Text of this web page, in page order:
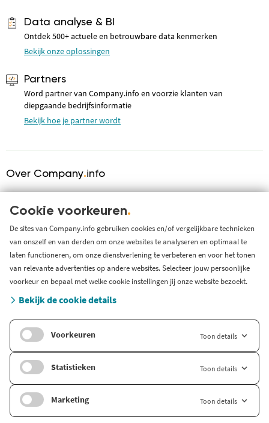
Data analyse & BI
Ontdek 500+ actuele en betrouwbare data kenmerken
Bekijk onze oplossingen
Partners
Word partner van Company.info en voorzie klanten van
diepgaande bedrijfsinformatie
Bekijk hoe je partner wordt
Over Company.info
Over ons
KVK serviceprovider
Werken bij Company.info
Blog
Support
Systeem status en storingen
Zoek branche-informatie
Internationaal
Company.info Deutschland
Company.info English
Cookie voorkeuren.
De sites van Company.info gebruiken cookies en/of vergelijkbare technieken
van onszelf en van derden om onze websites te analyseren en optimaal te
laten functioneren, om onze dienstverlening te verbeteren en voor het tonen
van relevante advertenties op andere websites. Selecteer jouw persoonlijke
voorkeur en bepaal met welke cookie instellingen jij onze website bezoekt.
Bekijk de cookie details
Voorkeuren Toon details
Statistieken Toon details
Marketing Toon details